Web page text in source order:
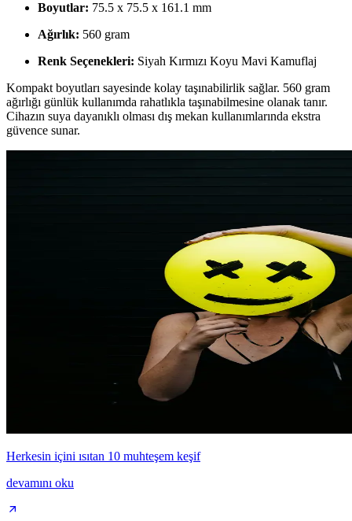
Boyutlar: 75.5 x 75.5 x 161.1 mm
Ağırlık: 560 gram
Renk Seçenekleri: Siyah Kırmızı Koyu Mavi Kamuflaj
Kompakt boyutları sayesinde kolay taşınabilirlik sağlar. 560 gram
ağırlığı günlük kullanımda rahatlıkla taşınabilmesine olanak tanır.
Cihazın suya dayanıklı olması dış mekan kullanımlarında ekstra
güvence sunar.
Herkesin içini ısıtan 10 muhteşem keşif
devamını oku